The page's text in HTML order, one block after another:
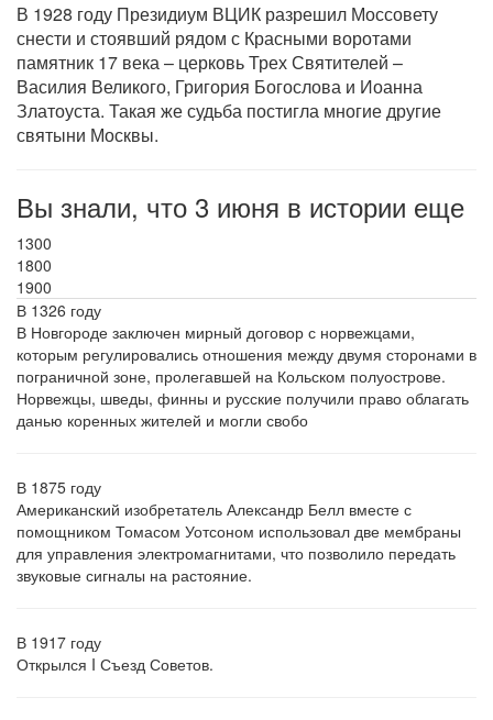
В 1928 году Президиум ВЦИК разрешил Моссовету
снести и стоявший рядом с Красными воротами
памятник 17 века – церковь Трех Святителей –
Василия Великого, Григория Богослова и Иоанна
Златоуста. Такая же судьба постигла многие другие
святыни Москвы.
Вы знали, что 3 июня в истории еще
1300
1800
1900
В 1326 году
В Новгороде заключен мирный договор с норвежцами,
которым регулировались отношения между двумя сторонами в
пограничной зоне, пролегавшей на Кольском полуострове.
Норвежцы, шведы, финны и русские получили право облагать
данью коренных жителей и могли свобо
В 1875 году
Американский изобретатель Александр Белл вместе с
помощником Томасом Уотсоном использовал две мембраны
для управления электромагнитами, что позволило передать
звуковые сигналы на растояние.
В 1917 году
Открылся I Съезд Советов.